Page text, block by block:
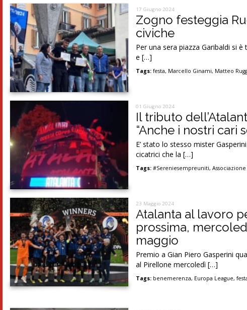
17 Giugno 2024
Zogno festeggia
civiche
Per una sera piazza Garibaldi si
e […]
Tags: festa, Marcello Ginami, Matteo
01 Giugno 2024
Il tributo
“Anche i nostri cari
E’ stato lo stesso mister
cicatrici che la […]
Tags: #Sereniesempreuniti,
23 Maggio 2024
Atalanta al lavoro
prossima,
maggio
Premio a Gian Piero Gasperini
al Pirellone mercoledì […]
Tags: benemerenza, Europa League,